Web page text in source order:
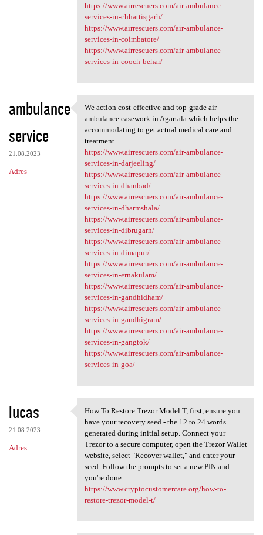
https://www.airrescuers.com/air-ambulance-
services-in-chhattisgarh/
https://www.airrescuers.com/air-ambulance-
services-in-coimbatore/
https://www.airrescuers.com/air-ambulance-
services-in-cooch-behar/
ambulance
service
21.08.2023
Adres
We action cost-effective and
We action cost-effective and top-grade air
ambulance casework in Agartala which helps the
accommodating to get actual medical care and
treatment......
https://www.airrescuers.com/air-ambulance-
services-in-darjeeling/
https://www.airrescuers.com/air-ambulance-
services-in-dhanbad/
https://www.airrescuers.com/air-ambulance-
services-in-dharmshala/
https://www.airrescuers.com/air-ambulance-
services-in-dibrugarh/
https://www.airrescuers.com/air-ambulance-
services-in-dimapur/
https://www.airrescuers.com/air-ambulance-
services-in-ernakulam/
https://www.airrescuers.com/air-ambulance-
services-in-gandhidham/
https://www.airrescuers.com/air-ambulance-
services-in-gandhigram/
https://www.airrescuers.com/air-ambulance-
services-in-gangtok/
https://www.airrescuers.com/air-ambulance-
services-in-goa/
lucas
21.08.2023
Adres
How To Restore Trezor Model T
How To Restore Trezor Model T, first, ensure you
have your recovery seed - the 12 to 24 words
generated during initial setup. Connect your
Trezor to a secure computer, open the Trezor Wallet
website, select "Recover wallet," and enter your
seed. Follow the prompts to set a new PIN and
you're done.
https://www.cryptocustomercare.org/how-to-
restore-trezor-model-t/